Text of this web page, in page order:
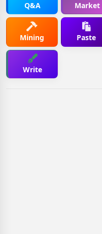
Q&A Market
Mining Paste
Write